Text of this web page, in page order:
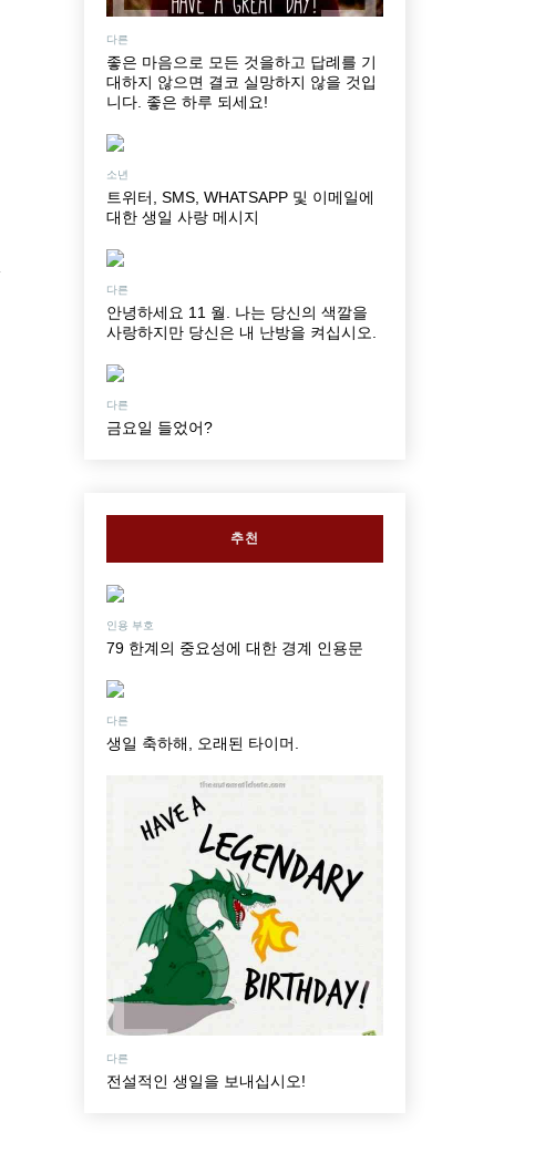
다른
좋은 마음으로 모든 것을하고 답례를 기
대하지 않으면 결코 실망하지 않을 것입
니다. 좋은 하루 되세요!
소년
트위터, SMS, WHATSAPP 및 이메일에
대한 생일 사랑 메시지
다른
안녕하세요 11 월. 나는 당신의 색깔을
사랑하지만 당신은 내 난방을 켜십시오.
다른
금요일 들었어?
추천
인용 부호
79 한계의 중요성에 대한 경계 인용문
다른
생일 축하해, 오래된 타이머.
다른
전설적인 생일을 보내십시오!